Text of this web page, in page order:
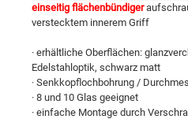
einseitig flächenbündiger
verstecktem innerem Griff
· erhältliche Oberflächen:
Edelstahloptik, schwarz matt
· Senkkopflochbohrung /
· 8 und 10 Glas geeignet
· einfache Montage durch